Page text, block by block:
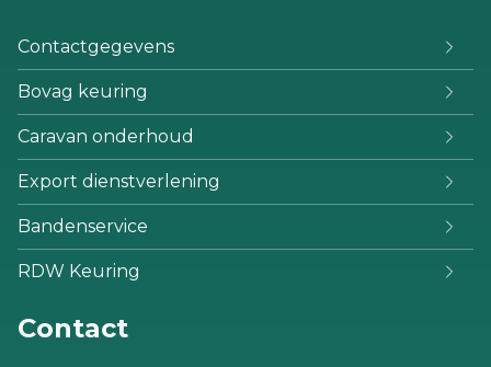
Contactgegevens
Bovag keuring
Caravan onderhoud
Export dienstverlening
Bandenservice
RDW Keuring
Contact